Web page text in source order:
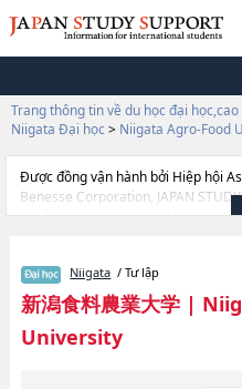
Trang thông tin về du học đại học,cao
Niigata Đại học > Niigata Agro-Food
Được đồng vận hành bởi Hiệp hội
Benesse Corporation, JAPAN
khoảng 1.300 trường đại học, cao
thông tin cần thiết dành cho du học
Industry, thông tin về từng ngành
như số lượng tuyển sinh, số lượng
dẫn địa điểm v.v...
Niigata / Tư lập
新潟食料農業大学|
University